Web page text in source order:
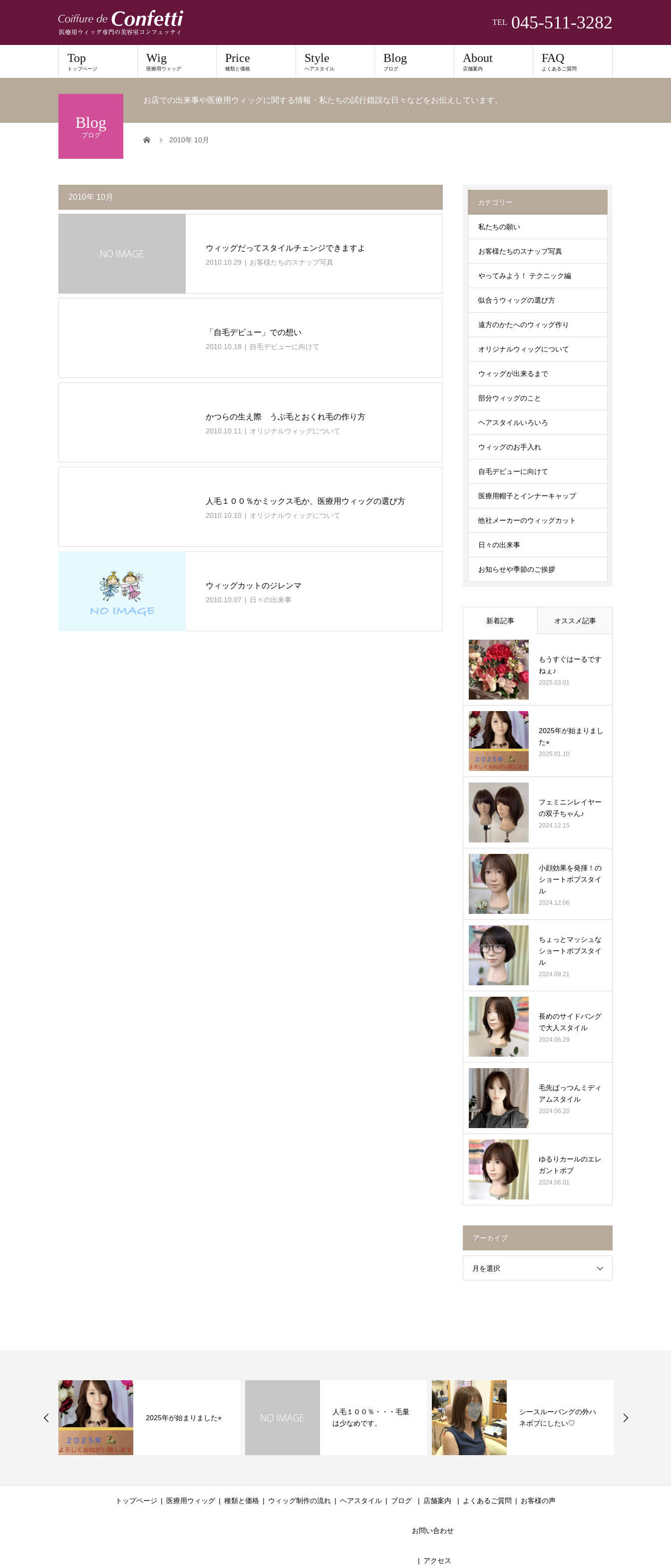
TEL 045-511-3282
Top
トップページ
Wig
医療用ウィッグ
Price
種類と価格
Style
ヘアスタイル
Blog
ブログ
About
店舗案内
FAQ
よくあるご質問
Blog
ブログ
お店での出来事や医療用ウィッグに関する情報・私たちの試行錯誤な日々などをお伝えしています。
2010年 10月
2010年 10月
ウィッグだってスタイルチェンジできますよ
2010.10.29 お客様たちのスナップ写真
「自毛デビュー」での想い
2010.10.18 自毛デビューに向けて
かつらの生え際 うぶ毛とおくれ毛の作り方
2010.10.11 オリジナルウィッグについて
人毛１００％かミックス毛か、医療用ウィッグの選び方
2010.10.10 オリジナルウィッグについて
ウィッグカットのジレンマ
2010.10.07 日々の出来事
カテゴリー
私たちの願い
お客様たちのスナップ写真
やってみよう！ テクニック編
似合うウィッグの選び方
遠方のかたへのウィッグ作り
オリジナルウィッグについて
ウィッグが出来るまで
部分ウィッグのこと
ヘアスタイルいろいろ
ウィッグのお手入れ
自毛デビューに向けて
医療用帽子とインナーキャップ
他社メーカーのウィッグカット
日々の出来事
お知らせや季節のご挨拶
新着記事 オススメ記事
もうすぐはーるです
ねぇ♪
2025.03.01
2025年が始まりまし
た⭐︎
2025.01.10
フェミニンレイヤー
の双子ちゃん♪
2024.12.15
小顔効果を発揮！の
ショートボブスタイ
ル
2024.12.06
ちょっとマッシュな
ショートボブスタイ
ル
2024.09.21
長めのサイドバング
で大人スタイル
2024.06.29
毛先ぱっつんミディ
アムスタイル
2024.06.20
ゆるりカールのエレ
ガントボブ
2024.06.01
アーカイブ
月を選択
2025年が始まりました⭐︎
人毛１００％・・・毛量
は少なめです。
シースルーバングの外ハ
ネボブにしたい♡
トップページ 医療用ウィッグ 種類と価格 ウィッグ制作の流れ ヘアスタイル ブログ 店舗案内
お問い合わせ
アクセス
よくあるご質問 お客様の声